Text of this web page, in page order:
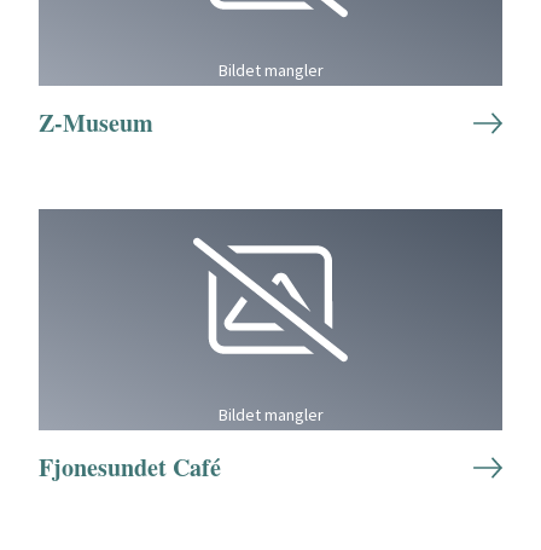
Bildet mangler
Z-Museum
Bildet mangler
Fjonesundet Café